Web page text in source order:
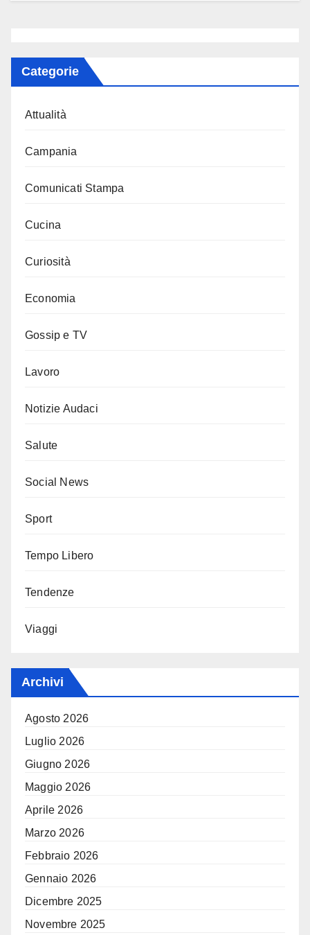
Categorie
Attualità
Campania
Comunicati Stampa
Cucina
Curiosità
Economia
Gossip e TV
Lavoro
Notizie Audaci
Salute
Social News
Sport
Tempo Libero
Tendenze
Viaggi
Archivi
Agosto 2026
Luglio 2026
Giugno 2026
Maggio 2026
Aprile 2026
Marzo 2026
Febbraio 2026
Gennaio 2026
Dicembre 2025
Novembre 2025